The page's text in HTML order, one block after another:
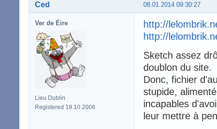
08.01.2014 09:30:27
Ced
Ver de Éire
Lieu Dublin
Registered 19.10.2006
http://
http://
Sketch assez
doublon du site.
Donc, fichier
stupide,
incapables
leur mettre à